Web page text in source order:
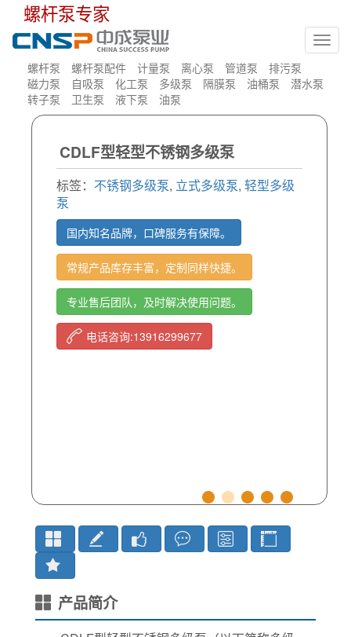
螺杆泵专家
螺杆泵 螺杆泵配件 计量泵 离心泵 管道泵
排污泵
磁力泵
自吸泵 化工泵 多级泵 隔膜泵 油桶泵
潜水泵
转子泵
卫生泵 液下泵 油泵
CDLF型轻型不锈钢多级泵
标签： 不锈钢多级泵, 立式多级泵, 轻型多级
泵
国内知名品牌，口碑服务有保障。
常规产品库存丰富，定制同样快捷。
专业售后团队，及时解决使用问题。
电话咨询:13916299677
产品简介